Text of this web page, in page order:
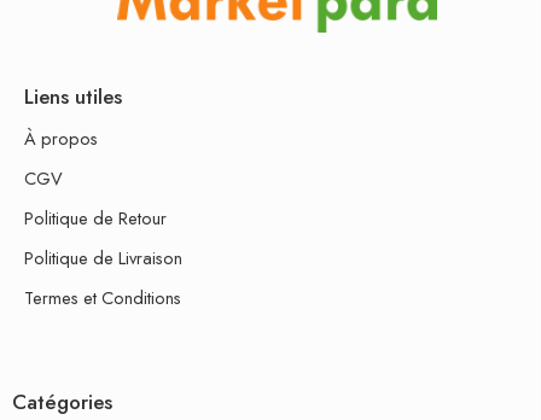
Liens utiles
À propos
CGV
Politique de Retour
Politique de Livraison
Termes et Conditions
Catégories